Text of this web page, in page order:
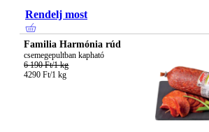
Rendelj most
Familia Harmónia rúd
6 190 Ft/1 kg
4290 Ft/1 kg